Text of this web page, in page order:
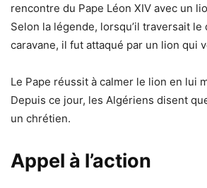
rencontre du Pape Léon XIV avec un
Selon la légende, lorsqu’il traversait le
caravane, il fut attaqué par un lion qui
Le Pape réussit à calmer le lion en lui
Depuis ce jour, les Algériens disent
un chrétien.
Appel à l’action